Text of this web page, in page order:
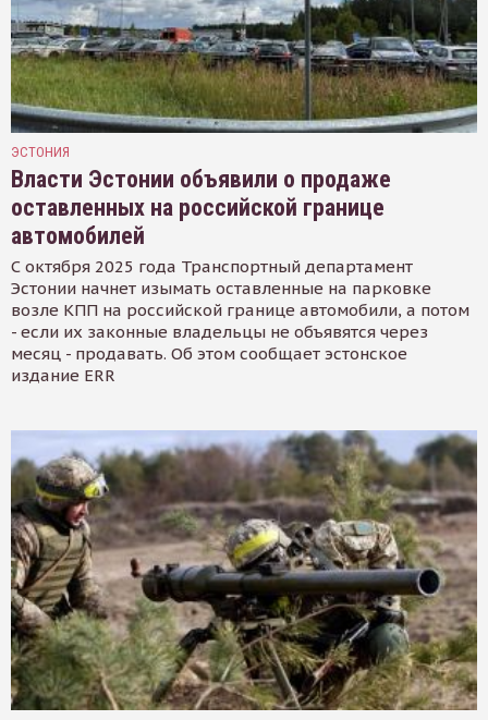
ЭСТОНИЯ
Власти Эстонии объявили о продаже
оставленных на российской границе
автомобилей
С октября 2025 года Транспортный департамент
Эстонии начнет изымать оставленные на парковке
возле КПП на российской границе автомобили, а потом
- если их законные владельцы не объявятся через
месяц - продавать. Об этом сообщает эстонское
издание ERR